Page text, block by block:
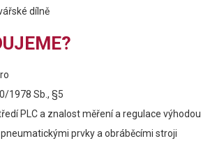
dílně
1978 Sb., §5
PLC a znalost měření a regulace výhodou
prvky a obráběcími stroji